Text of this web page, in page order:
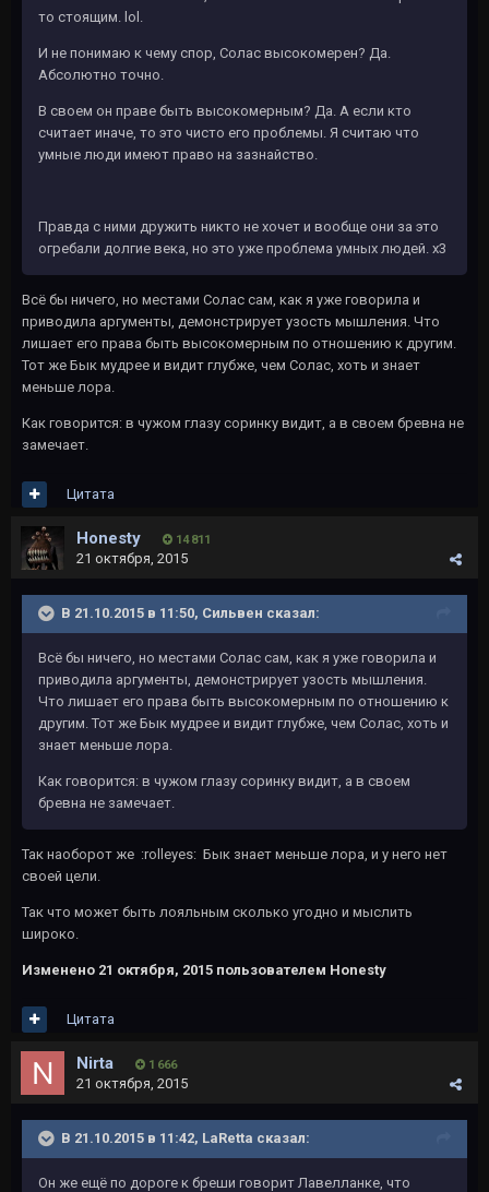
то стоящим. lol.
И не понимаю к чему спор, Солас высокомерен? Да.
Абсолютно точно.
В своем он праве быть высокомерным? Да. А если кто
считает иначе, то это чисто его проблемы. Я считаю что
умные люди имеют право на зазнайство.
Правда с ними дружить никто не хочет и вообще они за это
огребали долгие века, но это уже проблема умных людей. х3
Всё бы ничего, но местами Солас сам, как я уже говорила и
приводила аргументы, демонстрирует узость мышления. Что
лишает его права быть высокомерным по отношению к другим.
Тот же Бык мудрее и видит глубже, чем Солас, хоть и знает
меньше лора.
Как говорится: в чужом глазу соринку видит, а в своем бревна не
замечает.
Цитата
Honesty 14 811
21 октября, 2015
В 21.10.2015 в 11:50, Сильвен сказал:
Всё бы ничего, но местами Солас сам, как я уже говорила и
приводила аргументы, демонстрирует узость мышления.
Что лишает его права быть высокомерным по отношению к
другим. Тот же Бык мудрее и видит глубже, чем Солас, хоть и
знает меньше лора.
Как говорится: в чужом глазу соринку видит, а в своем
бревна не замечает.
Так наоборот же :rolleyes: Бык знает меньше лора, и у него нет
своей цели.
Так что может быть лояльным сколько угодно и мыслить
широко.
Изменено 21 октября, 2015 пользователем Honesty
Цитата
Nirta 1 666
21 октября, 2015
В 21.10.2015 в 11:42, LaRetta сказал:
Он же ещё по дороге к бреши говорит Лавелланке, что